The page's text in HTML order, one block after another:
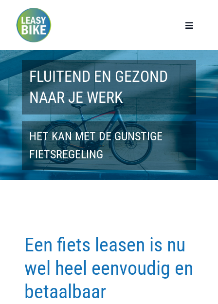
Toggle
Home
Werknemers
Werkgevers
Privé lease
Modellen
Contact
FLUITEND EN GEZOND
NAAR JE WERK
HET KAN MET DE GUNSTIGE
FIETSREGELING
Een fiets leasen is nu
wel heel eenvoudig en
betaalbaar